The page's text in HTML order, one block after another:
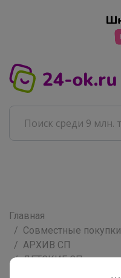
Главная
Совместные покупки
АРХИВ СП
ДЕТСКИЕ СП